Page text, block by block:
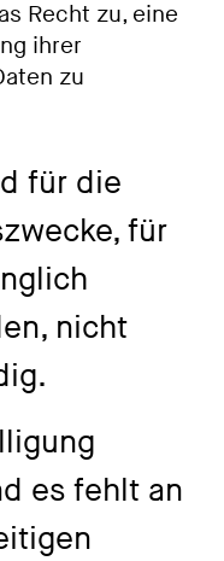
Recht zu, eine
ihrer
zu
für die
für
nicht
es fehlt an